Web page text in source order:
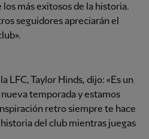
más exitosos de la historia.
seguidores apreciarán el
LFC, Taylor Hinds, dijo: «Es un
temporada y estamos
retro siempre te hace
del club mientras juegas